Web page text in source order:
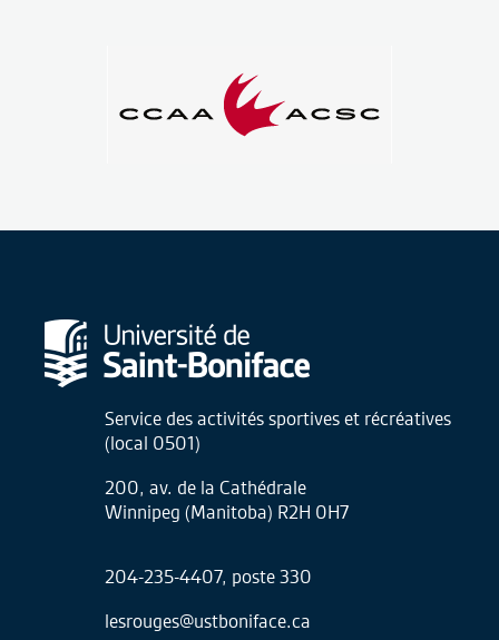
Service des activités sportives et récréatives
(local 0501)
200, av. de la Cathédrale
Winnipeg (Manitoba) R2H 0H7
204-235-4407, poste 330
lesrouges@ustboniface.ca